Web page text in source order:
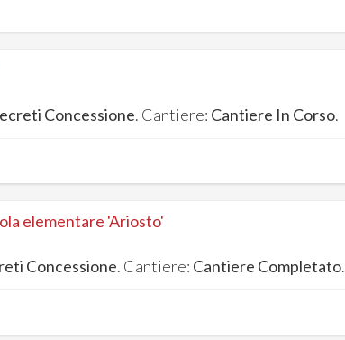
Concessione. Cantiere: Cantiere In Corso.
elementare 'Ariosto'
Concessione. Cantiere: Cantiere Completato.